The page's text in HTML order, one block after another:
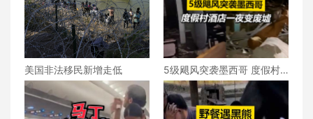
美国非法移民新增走低
5级飓风突袭墨西哥 度假村
一夜变废墟